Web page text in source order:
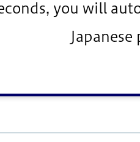
you will
Japanese
厚生労働大臣指定講座）